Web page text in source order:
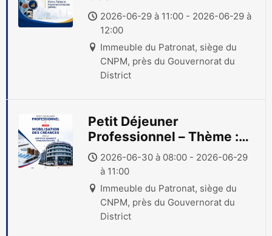
2026-06-29 à 11:00 - 2026-06-29 à
12:00
Immeuble du Patronat, siège du
CNPM, près du Gouvernorat du
District
Petit Déjeuner
Professionnel – Thème :
Certificat Nominatif
d’Obligation (CNO)
2026-06-30 à 08:00 - 2026-06-29
à 11:00
Immeuble du Patronat, siège du
CNPM, près du Gouvernorat du
District